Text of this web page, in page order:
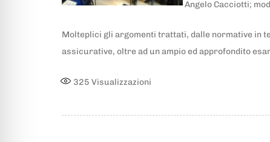
Angelo Cacciotti;
Molteplici gli argomenti trattati, dalle normative in
assicurative, oltre ad un ampio ed approfondito
325 Visualizzazioni